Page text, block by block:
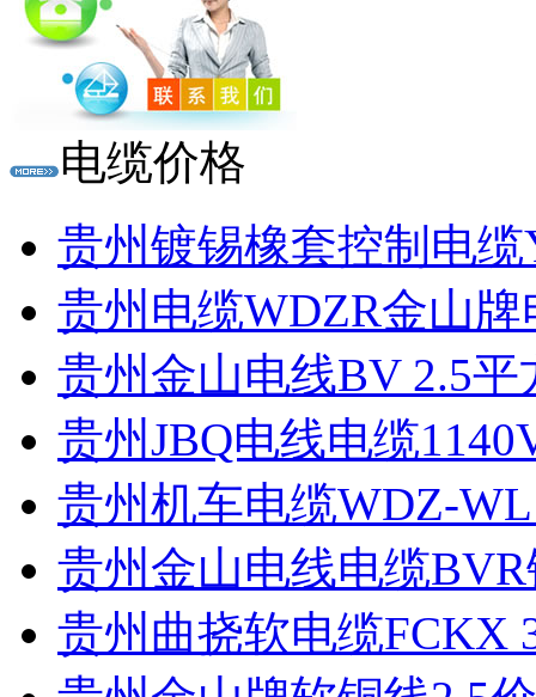
电缆价格
贵州镀锡橡套控制电
贵州电缆WDZR金山牌
贵州金山电线BV 2.5
贵州JBQ电线电缆
贵州机车电缆WDZ-
贵州金山电线电缆
贵州曲挠软电缆FCKX